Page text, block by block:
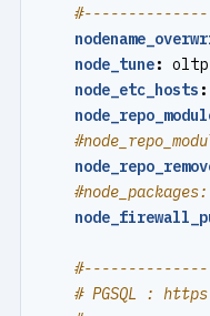
node_tune:
node_etc_hosts :
# PGSQL :